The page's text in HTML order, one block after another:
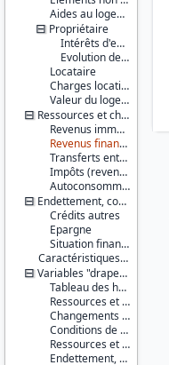
Aides au logement
Propriétaire
Intérêts d'emprunt
Evolution des caractéristiques d'emprunts depuis l'enquête précédente
Locataire
Charges locatives et autres charges
Valeur du logement
Ressources et charges (en 2009)
Revenus immobiliers ou fonciers
Revenus financiers
Transferts entre ménages
Impôts (revenu, locaux, fortune) / Prime pour l'emploi
Autoconsommation
Endettement, confort financier (en 2010)
Crédits autres
Epargne
Situation financière
Caractéristiques d'enquête
Variables "drapeau"
Tableau des habitants du logement
Ressources et charges en période courante
Changements récents et jeunes enfants
Conditions de logement (résidence principale)
Ressources et charges (en 2009)
Endettement, confort financier (en 2010)
Série :
Statistiques
sur les
ressources
et
conditions
de vie
(SRCV)
Couverture
géographique :
France
métropolitaine
Producteur :
INSEE
Diffuseur :
Progedo-
Adisp